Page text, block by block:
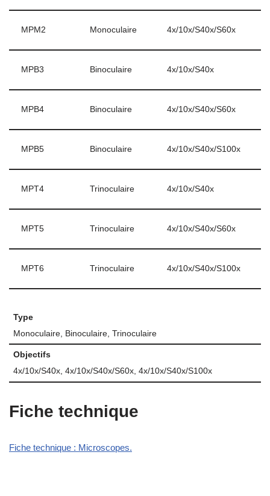
MPM2 Monoculaire 4x/10x/S40x/S60x
MPB3 Binoculaire 4x/10x/S40x
MPB4 Binoculaire 4x/10x/S40x/S60x
MPB5 Binoculaire 4x/10x/S40x/S100x
MPT4 Trinoculaire 4x/10x/S40x
MPT5 Trinoculaire 4x/10x/S40x/S60x
MPT6 Trinoculaire 4x/10x/S40x/S100x
Type
Monoculaire, Binoculaire, Trinoculaire
Objectifs
4x/10x/S40x, 4x/10x/S40x/S60x, 4x/10x/S40x/S100x
Fiche technique
Fiche technique : Microscopes.